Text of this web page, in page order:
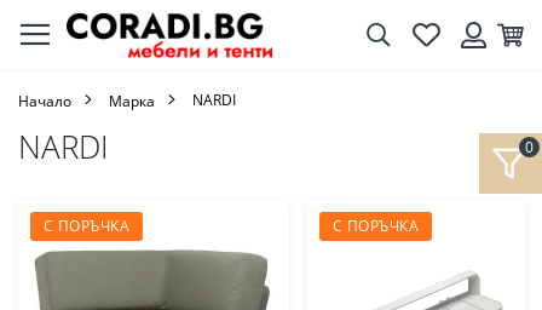
ТърсенеЛюбими
Начало Марка NARDI
NARDI
С ПОРЪЧКА С ПОРЪЧКА